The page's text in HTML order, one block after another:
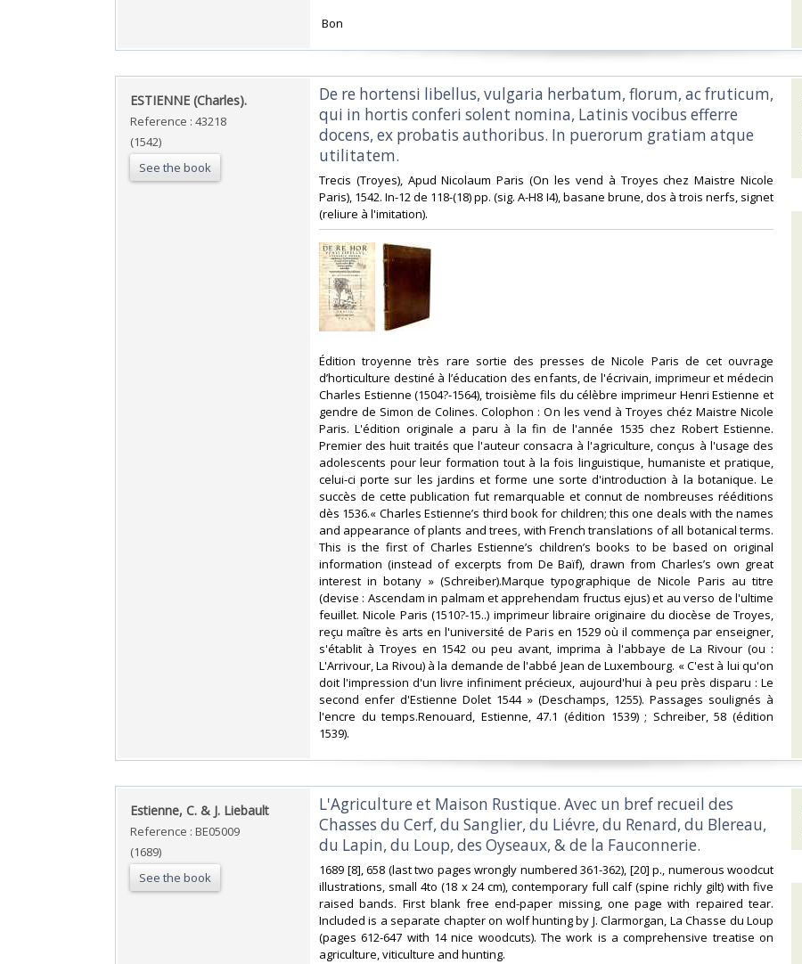
‎ Bon ‎
‎ESTIENNE (Charles).‎
Reference : 43218
(1542)
See the book
‎De re hortensi libellus, vulgaria herbatum, florum, ac fruticum,
qui in hortis conferi solent nomina, Latinis vocibus efferre
docens, ex probatis authoribus. In puerorum gratiam atque
utilitatem.‎
‎Trecis (Troyes), Apud Nicolaum Paris (On les vend à Troyes chez Maistre Nicole
Paris), 1542. In-12 de 118-(18) pp. (sig. A-H8 I4), basane brune, dos à trois nerfs, signet
(reliure à l'imitation). ‎
‎Édition troyenne très rare sortie des presses de Nicole Paris de cet ouvrage
d’horticulture destiné à l’éducation des enfants, de l'écrivain, imprimeur et médecin
Charles Estienne (1504?-1564), troisième fils du célèbre imprimeur Henri Estienne et
gendre de Simon de Colines. Colophon : On les vend à Troyes chéz Maistre Nicole
Paris. L'édition originale a paru à la fin de l'année 1535 chez Robert Estienne.
Premier des huit traités que l'auteur consacra à l'agriculture, conçus à l'usage des
adolescents pour leur formation tout à la fois linguistique, humaniste et pratique,
celui-ci porte sur les jardins et forme une sorte d'introduction à la botanique. Le
succès de cette publication fut remarquable et connut de nombreuses rééditions
dès 1536.« Charles Estienne’s third book for children; this one deals with the names
and appearance of plants and trees, with French translations of all botanical terms.
This is the first of Charles Estienne’s children’s books to be based on original
information (instead of excerpts from De Baïf), drawn from Charles’s own great
interest in botany » (Schreiber).Marque typographique de Nicole Paris au titre
(devise : Ascendam in palmam et apprehendam fructus ejus) et au verso de l'ultime
feuillet. Nicole Paris (1510?-15..) imprimeur libraire originaire du diocèse de Troyes,
reçu maître ès arts en l'université de Paris en 1529 où il commença par enseigner,
s'établit à Troyes en 1542 ou peu avant, imprima à l'abbaye de La Rivour (ou :
L'Arrivour, La Rivou) à la demande de l'abbé Jean de Luxembourg. « C'est à lui qu'on
doit l'impression d'un livre infiniment précieux, aujourd'hui à peu près disparu : Le
second enfer d'Estienne Dolet 1544 » (Deschamps, 1255). Passages soulignés à
l'encre du temps.Renouard, Estienne, 47.1 (édition 1539) ; Schreiber, 58 (édition
1539). ‎
‎Estienne, C. & J. Liebault‎
Reference : BE05009
(1689)
See the book
‎L'Agriculture et Maison Rustique. Avec un bref recueil des
Chasses du Cerf, du Sanglier, du Liévre, du Renard, du Blereau,
du Lapin, du Loup, des Oyseaux, & de la Fauconnerie.‎
‎1689 [8], 658 (last two pages wrongly numbered 361-362), [20] p., numerous woodcut
illustrations, small 4to (18 x 24 cm), contemporary full calf (spine richly gilt) with five
raised bands. First blank free end-paper missing, one page with repaired tear.
Included is a separate chapter on wolf hunting by J. Clarmorgan, La Chasse du Loup
(pages 612-647 with 14 nice woodcuts). The work is a comprehensive treatise on
agriculture, viticulture and hunting.‎